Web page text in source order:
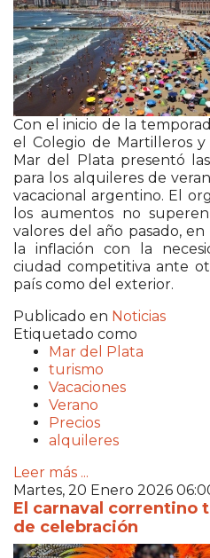
Con el inicio de la
el Colegio de Martilleros
Mar del Plata presentó
para los alquileres de
vacacional argentino. El
los aumentos no
valores del año pasado,
la inflación con la
ciudad competitiva ante
país como del exterior.
Publicado en Noticias
Etiquetado como
Mar del Plata
turismo
Vacaciones
Verano
Precios
alquileres
Leer más ...
Martes, 20 Enero 2026
El carnaval correntino
de celebración